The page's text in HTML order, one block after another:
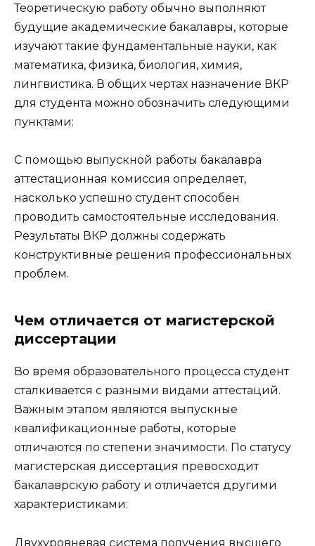
Теоретическую работу обычно выполняют
будущие академические бакалавры, которые
изучают такие фундаментальные науки, как
математика, физика, биология, химия,
лингвистика. В общих чертах назначение ВКР
для студента можно обозначить следующими
пунктами:
С помощью выпускной работы бакалавра
аттестационная комиссия определяет,
насколько успешно студент способен
проводить самостоятельные исследования.
Результаты ВКР должны содержать
конструктивные решения профессиональных
проблем.
Чем отличается от магистерской
диссертации
Во время образовательного процесса студент
сталкивается с разными видами аттестаций.
Важным этапом являются выпускные
квалификационные работы, которые
отличаются по степени значимости. По статусу
магистерская диссертация превосходит
бакалаврскую работу и отличается другими
характеристиками:
Двухуровневая система получения высшего